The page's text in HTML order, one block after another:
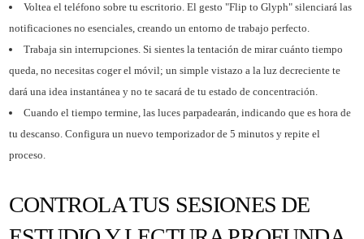
Voltea el teléfono sobre tu escritorio. El gesto "Flip to Glyph" silenciará las
notificaciones no esenciales, creando un entorno de trabajo perfecto.
Trabaja sin interrupciones. Si sientes la tentación de mirar cuánto tiempo
queda, no necesitas coger el móvil; un simple vistazo a la luz decreciente te
dará una idea instantánea y no te sacará de tu estado de concentración.
Cuando el tiempo termine, las luces parpadearán, indicando que es hora de
tu descanso. Configura un nuevo temporizador de 5 minutos y repite el
proceso.
CONTROLA TUS SESIONES DE